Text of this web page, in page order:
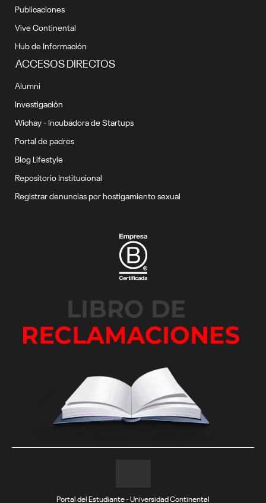
Publicaciones
Vive Continental
Hub de Información
ACCESOS DIRECTOS
Alumni
Investigación
Wichay - Incubadora de Startups
Portal de padres
Blog Lifestyle
Repositorio Institucional
Registrar denuncias por hostigamiento sexual
Portal del Estudiante - Universidad Continental